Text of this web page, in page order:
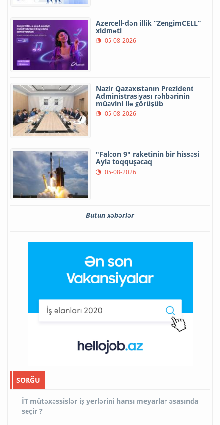
Azercell-dən illik “ZengimCELL”
xidməti
05-08-2026
Nazir Qazaxıstanın Prezident
Administrasiyası rəhbərinin
müavini ilə görüşüb
05-08-2026
"Falcon 9" raketinin bir hissəsi
Ayla toqquşacaq
05-08-2026
Bütün xəbərlər
SORĞU
İT mütəxəssislər iş yerlərini hansı meyarlar əsasında
seçir ?